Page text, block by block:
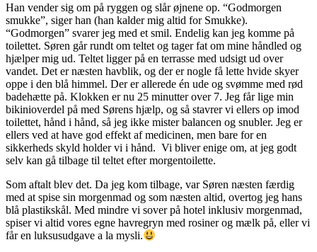
Han vender sig om på ryggen og slår øjnene op. “Godmorgen
smukke”, siger han (han kalder mig altid for Smukke).
“Godmorgen” svarer jeg med et smil. Endelig kan jeg komme på
toilettet. Søren går rundt om teltet og tager fat om mine håndled og
hjælper mig ud. Teltet ligger på en terrasse med udsigt ud over
vandet. Det er næsten havblik, og der er nogle få lette hvide skyer
oppe i den blå himmel. Der er allerede én ude og svømme med rød
badehætte på. Klokken er nu 25 minutter over 7. Jeg får lige min
bikinioverdel på med Sørens hjælp, og så stavrer vi ellers op imod
toilettet, hånd i hånd, så jeg ikke mister balancen og snubler. Jeg er
ellers ved at have god effekt af medicinen, men bare for en
sikkerheds skyld holder vi i hånd. Vi bliver enige om, at jeg godt
selv kan gå tilbage til teltet efter morgentoilette.
Som aftalt blev det. Da jeg kom tilbage, var Søren næsten færdig
med at spise sin morgenmad og som næsten altid, overtog jeg hans
blå plastikskål. Med mindre vi sover på hotel inklusiv morgenmad,
spiser vi altid vores egne havregryn med rosiner og mælk på, eller vi
får en luksusudgave a la mysli.